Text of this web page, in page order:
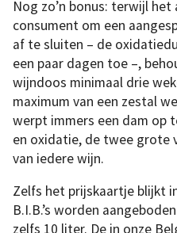
Nog zo’n bonus: terwijl
consument om een
af te sluiten – de
een paar dagen toe –,
wijndoos minimaal drie
maximum van een zestal
werpt immers een dam op
en oxidatie, de twee grote
van iedere wijn.
Zelfs het prijskaartje blijkt
B.I.B.’s worden
zelfs 10 liter. De in onze